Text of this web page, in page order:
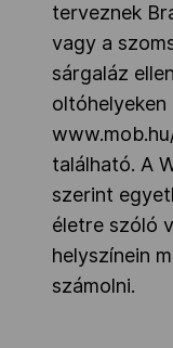
terveznek
vagy a
sárgaláz
oltóhelyeken
található. A
szerint
életre szóló
helyszínein
számolni.